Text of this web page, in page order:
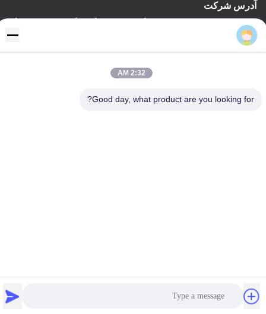
آدرس شرکت
منطقه در حال توسعه اقتصاد یینگو ، شهر فویانگ هانگژو ، استان ژجیانگ
، چین
منطقه در حال توسعه اقتصاد یینگو ، شهر فویانگ هانگژو ، استان ژجیانگ
David Lee
2:32 AM
Good day, what product are you looking for?